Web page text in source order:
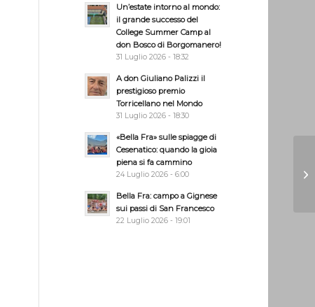
Un’estate intorno al mondo:
il grande successo del
College Summer Camp al
don Bosco di Borgomanero!
31 Luglio 2026 - 18:32
A don Giuliano Palizzi il
prestigioso premio
Torricellano nel Mondo
31 Luglio 2026 - 18:30
«Bella Fra» sulle spiagge di
Cesenatico: quando la gioia
piena si fa cammino
24 Luglio 2026 - 6:00
Bella Fra: campo a Gignese
sui passi di San Francesco
22 Luglio 2026 - 19:01